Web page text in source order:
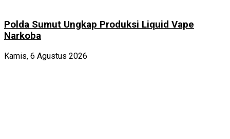
Polda Sumut Ungkap Produksi Liquid Vape
Narkoba
Kamis, 6 Agustus 2026